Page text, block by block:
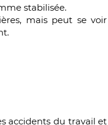
stabilisée.
mais peut se voir
accidents du travail et